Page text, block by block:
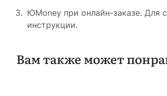
ЮMoney при онлайн-заказе. Для
инструкции.
Вам также может